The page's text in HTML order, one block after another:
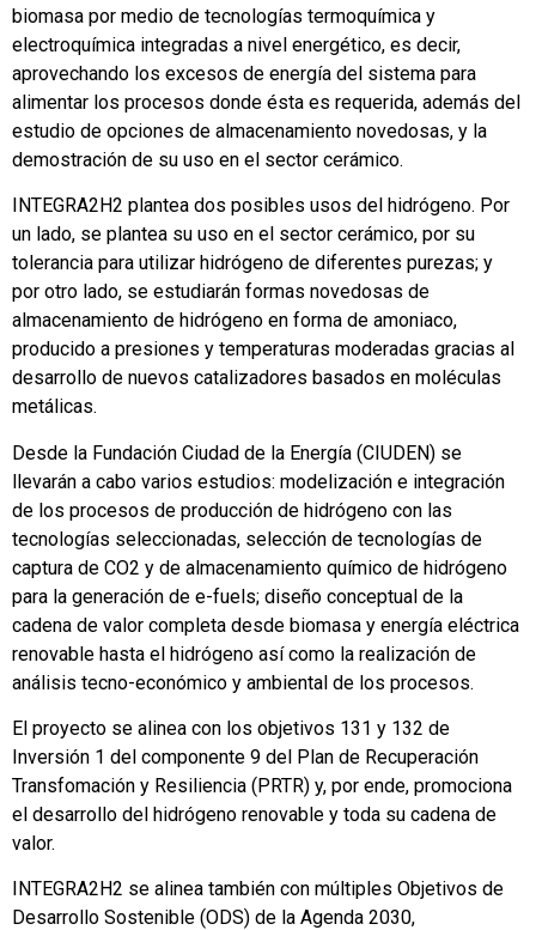
biomasa por medio de tecnologías termoquímica y
electroquímica integradas a nivel energético, es decir,
aprovechando los excesos de energía del sistema para
alimentar los procesos donde ésta es requerida, además del
estudio de opciones de almacenamiento novedosas, y la
demostración de su uso en el sector cerámico.
INTEGRA2H2 plantea dos posibles usos del hidrógeno. Por
un lado, se plantea su uso en el sector cerámico, por su
tolerancia para utilizar hidrógeno de diferentes purezas; y
por otro lado, se estudiarán formas novedosas de
almacenamiento de hidrógeno en forma de amoniaco,
producido a presiones y temperaturas moderadas gracias al
desarrollo de nuevos catalizadores basados en moléculas
metálicas.
Desde la Fundación Ciudad de la Energía (CIUDEN) se
llevarán a cabo varios estudios: modelización e integración
de los procesos de producción de hidrógeno con las
tecnologías seleccionadas, selección de tecnologías de
captura de CO2 y de almacenamiento químico de hidrógeno
para la generación de e-fuels; diseño conceptual de la
cadena de valor completa desde biomasa y energía eléctrica
renovable hasta el hidrógeno así como la realización de
análisis tecno-económico y ambiental de los procesos.
El proyecto se alinea con los objetivos 131 y 132 de
Inversión 1 del componente 9 del Plan de Recuperación
Transfomación y Resiliencia (PRTR) y, por ende, promociona
el desarrollo del hidrógeno renovable y toda su cadena de
valor.
INTEGRA2H2 se alinea también con múltiples Objetivos de
Desarrollo Sostenible (ODS) de la Agenda 2030,